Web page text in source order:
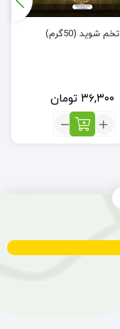
تخم شوید (50گرم)
۳۶,۳۰۰ تومان
تعداد:
تخم